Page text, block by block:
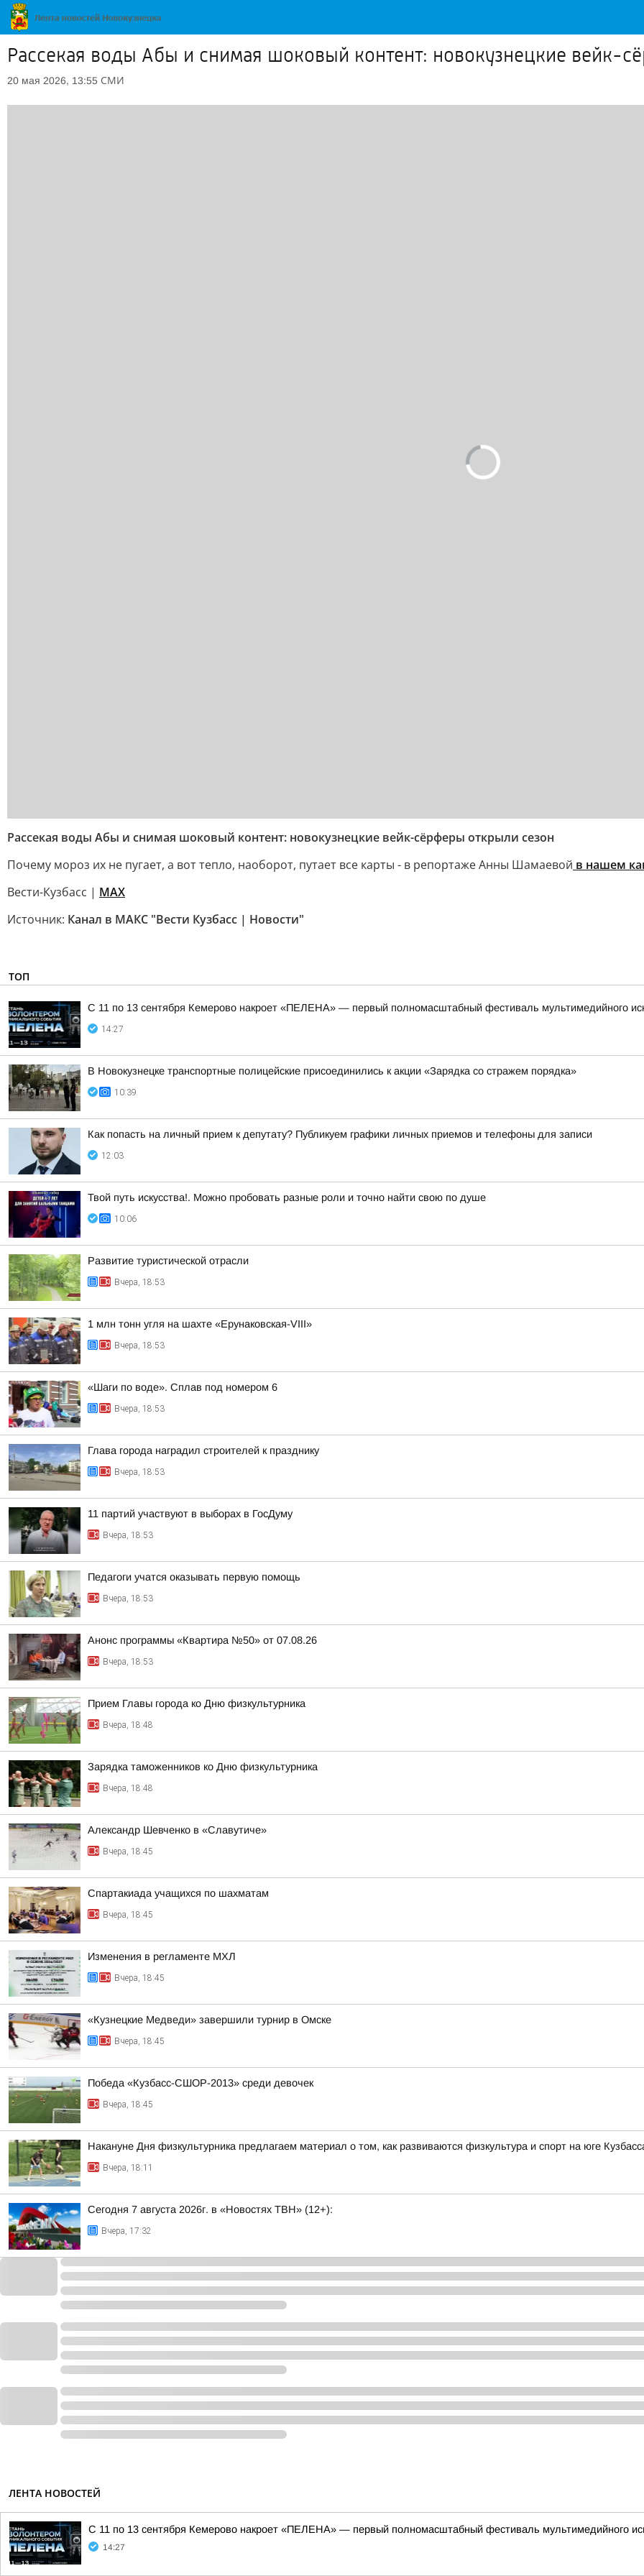
Рассекая воды Абы и снимая шоковый контент: новокузнецкие вейк-
20 мая 2026, 13:55 СМИ
Рассекая воды Абы и снимая шоковый контент: новокузнецкие вейк-сёрферы открыли сезон
Почему мороз их не пугает, а вот тепло, наоборот, путает все карты - в репортаже Анны Шамаевой в нашем
Вести-Кузбасс | MAX
Источник: Канал в МАКС "Вести Кузбасс | Новости"
ТОП
С 11 по 13 сентября Кемерово накроет «ПЕЛЕНА» — первый полномасштабный фестиваль мультимедийного
14:27
В Новокузнецке транспортные полицейские присоединились к акции «Зарядка со стражем порядка»
10:39
Как попасть на личный прием к депутату? Публикуем графики личных приемов и телефоны для записи
12:03
Твой путь искусства!. Можно пробовать разные роли и точно найти свою по душе
10:06
Развитие туристической отрасли
Вчера, 18:53
1 млн тонн угля на шахте «Ерунаковская-VIII»
Вчера, 18:53
«Шаги по воде». Сплав под номером 6
Вчера, 18:53
Глава города наградил строителей к празднику
Вчера, 18:53
11 партий участвуют в выборах в ГосДуму
Вчера, 18:53
Педагоги учатся оказывать первую помощь
Вчера, 18:53
Анонс программы «Квартира №50» от 07.08.26
Вчера, 18:53
Прием Главы города ко Дню физкультурника
Вчера, 18:48
Зарядка таможенников ко Дню физкультурника
Вчера, 18:48
Александр Шевченко в «Славутиче»
Вчера, 18:45
Спартакиада учащихся по шахматам
Вчера, 18:45
Изменения в регламенте МХЛ
Вчера, 18:45
«Кузнецкие Медведи» завершили турнир в Омске
Вчера, 18:45
Победа «Кузбасс-СШОР-2013» среди девочек
Вчера, 18:45
Накануне Дня физкультурника предлагаем материал о том, как развиваются физкультура и спорт на юге
Вчера, 18:11
Сегодня 7 августа 2026г. в «Новостях ТВН» (12+):
Вчера, 17:32
ЛЕНТА НОВОСТЕЙ
С 11 по 13 сентября Кемерово накроет «ПЕЛЕНА» — первый полномасштабный фестиваль мультимедийного
14:27